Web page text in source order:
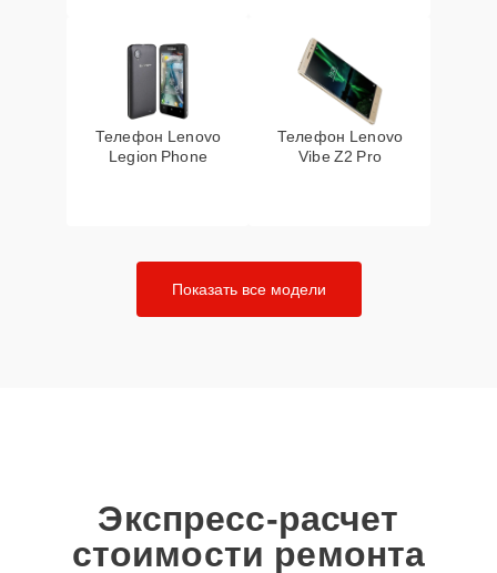
Телефон Lenovo
Legion Phone
Телефон Lenovo
Vibe Z2 Pro
Показать все модели
Экспресс-расчет
стоимости ремонта